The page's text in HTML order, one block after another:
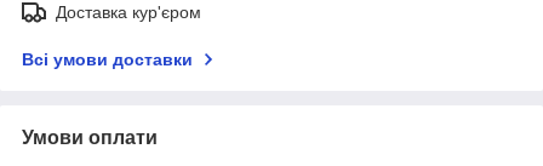
Доставка кур'єром
Всі умови доставки
Умови оплати